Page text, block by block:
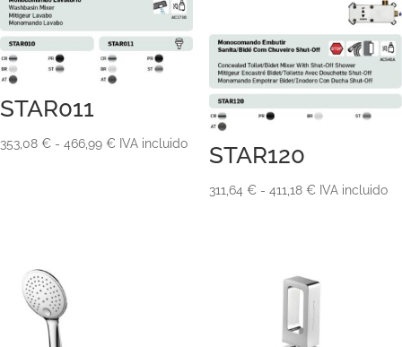
STAR011
353,08 € - 466,99 €Rango
IVA incluido STAR120
311,64 € - 411,18 €Rango
311,64 €
IVA incluido